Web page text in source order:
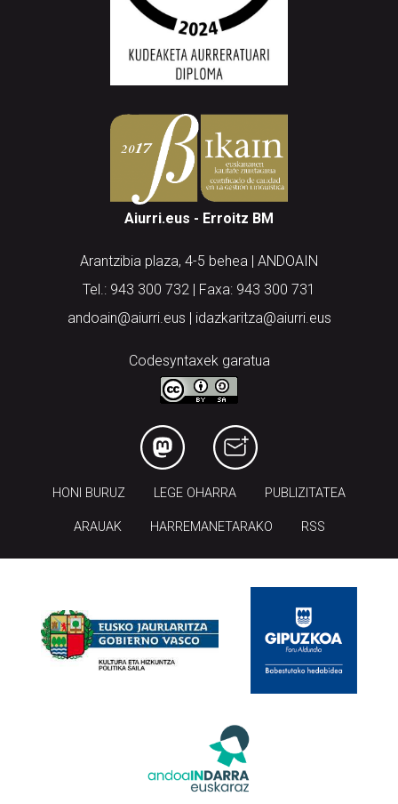
Aiurri.eus - Erroitz BM
Arantzibia plaza, 4-5 behea | ANDOAIN
Tel.: 943 300 732 | Faxa: 943 300 731
andoain@aiurri.eus | idazkaritza@aiurri.eus
Codesyntaxek garatua
HONI BURUZ LEGE OHARRA PUBLIZITATEA
ARAUAK HARREMANETARAKO RSS